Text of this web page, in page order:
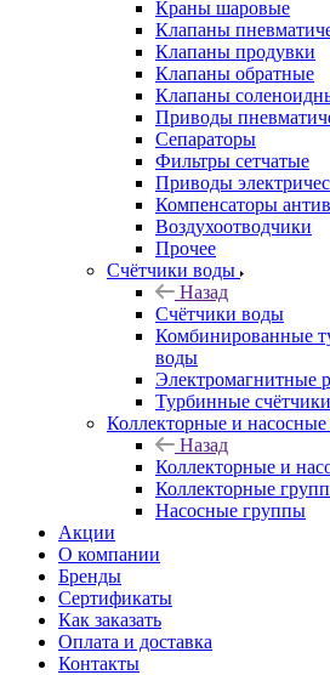
Краны шаровые
Клапаны
Клапаны продувки
Клапаны обратные
Клапаны
Приводы
Сепараторы
Фильтры сетчатые
Приводы
Компенсаторы
Воздухоотводчики
Прочее
Счётчики воды
Назад
Счётчики воды
Комбинированные
воды
Электромагнитные
Турбинные
Коллекторные и
Назад
Коллекторные и
Коллекторные
Насосные группы
Акции
О компании
Бренды
Сертификаты
Как заказать
Оплата и доставка
Контакты